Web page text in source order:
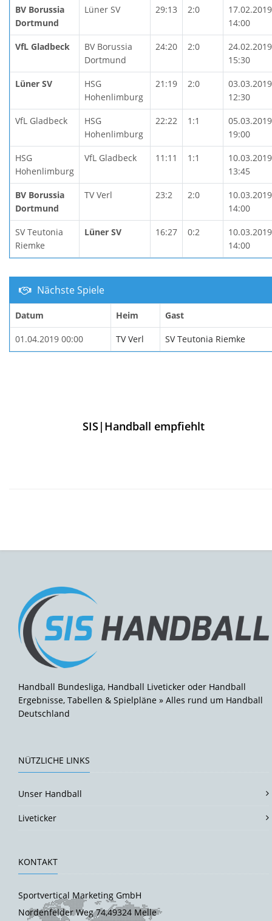
BV Borussia
Dortmund
Lüner SV 29:13 2:0
17.02.2019
14:00
VfL Gladbeck
BV Borussia
Dortmund
24:20 2:0
24.02.2019
15:30
Lüner SV
HSG
Hohenlimburg
21:19 2:0
03.03.2019
12:30
VfL Gladbeck
HSG
Hohenlimburg
22:22 1:1
05.03.2019
19:00
HSG
Hohenlimburg
VfL Gladbeck 11:11 1:1
10.03.2019
13:45
BV Borussia
Dortmund
TV Verl 23:2 2:0
10.03.2019
14:00
SV Teutonia
Riemke
Lüner SV 16:27 0:2
10.03.2019
14:00
Nächste Spiele
Datum Heim Gast
01.04.2019 00:00 TV Verl SV Teutonia Riemke
SIS|Handball empfiehlt
Handball Bundesliga, Handball Liveticker oder Handball
Ergebnisse, Tabellen & Spielpläne » Alles rund um Handball
Deutschland
NÜTZLICHE LINKS
Unser Handball
Liveticker
KONTAKT
Sportvertical Marketing GmbH
Nordenfelder Weg 74,49324 Melle